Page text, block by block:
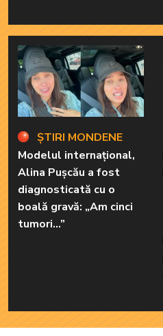
ȘTIRI MONDENE
Modelul internațional,
Alina Pușcău a fost
diagnosticată cu o
boală gravă: „Am cinci
tumori...”